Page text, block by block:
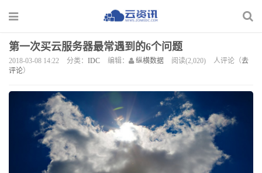
第一次买云服务器最常遇到的6个问题
2018-03-08 14:22 分类： IDC 编辑： 纵横数据 阅读(2,020) 人评论（去
评论）